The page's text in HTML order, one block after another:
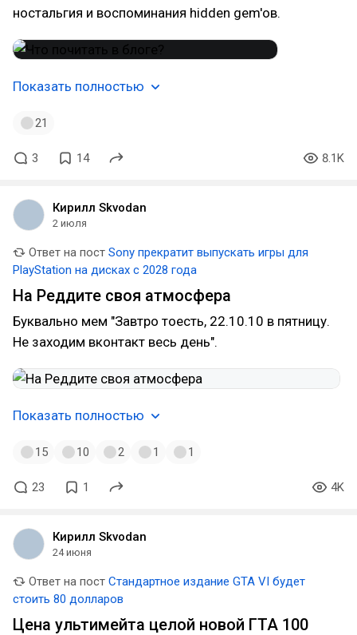
ностальгия и воспоминания hidden gem'ов.
Показать полностью
21
3 14 8.1K
Кирилл Skvodan
2 июля
Ответ на пост Sony прекратит выпускать игры для
PlayStation на дисках c 2028 года
На Реддите своя атмосфера
Буквально мем "Завтро тоесть, 22.10.10 в пятницу.
Не заходим вконтакт весь день".
Показать полностью
15 10 2 1 1
23 1 4K
Кирилл Skvodan
24 июня
Ответ на пост Стандартное издание GTA VI будет
стоить 80 долларов
Цена ультимейта целой новой ГТА 100